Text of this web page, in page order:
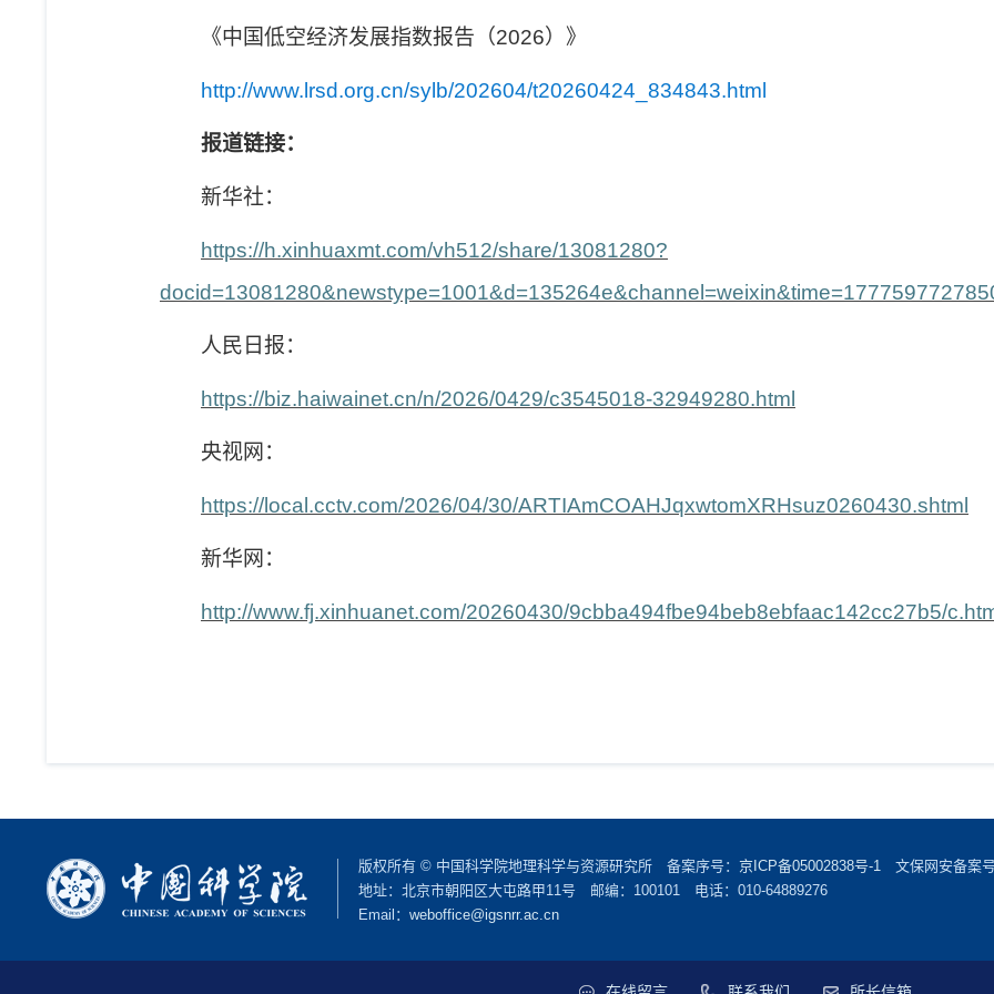
《中国低空经济发展指数报告（2026）》
http://www.lrsd.org.cn/sylb/202604/t20260424_834843.html
报道链接：
新华社：
https://h.xinhuaxmt.com/vh512/share/13081280?
人民日报：
https://biz.haiwainet.cn/n/2026/0429/c3545018-32949280.html
央视网：
https://local.cctv.com/2026/04/30/ARTIAmCOAHJqxwtomXRHsuz0260430.shtml
新华网：
http://www.fj.xinhuanet.com/20260430/9cbba494fbe94beb8ebfaac142cc27b5/
版权所有 © 中国科学院地理科学与资源研究所 备案序号： 京ICP备05002838号-1 文保网安备案
地址：北京市朝阳区大屯路甲11号 邮编：100101 电话：010-64889276
Email： weboffice@igsnrr.ac.cn